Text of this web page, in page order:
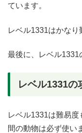
ています。
レベル1331はかなり
最後に、レベル1331
レベル1331の
レベル1331は難易
間の動物は必ず使い